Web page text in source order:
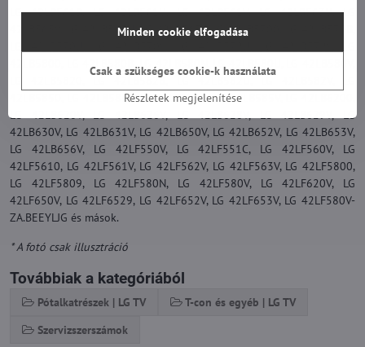
LG 42LB561B, LG 42LB561U, LG 42LB561V, LG 42LB563U, LG
42LB563V, LG 42LB565U, LG 42LB565V, LG 42LB5700, LG 42LB570B,
42LB5800, LG 42LB580B, LG 42LB580N, LG 42LB580U, LG 42LB580V,
LG 42LB5820, LG 42LB582B, LG 42LB582U, LG 42LB582V, LG
42LB5850, LG 42LB585B, LG 42LB585U, LG 42LB585V, LG 42LB6200,
LG 42LB620V, LG 42LB626V, LG 42LB628V, LG 42LB629V, LG
42LB630V, LG 42LB631V, LG 42LB650V, LG 42LB652V, LG 42LB653V,
LG 42LB656V, LG 42LF550V, LG 42LF551C, LG 42LF560V, LG
42LF5610, LG 42LF561V, LG 42LF562V, LG 42LF563V, LG 42LF5800,
LG 42LF5809, LG 42LF580N, LG 42LF580V, LG 42LF620V, LG
42LF650V, LG 42LF6529, LG 42LF652V, LG 42LF653V, LG 42LF580V-
ZA.BEEYLJG és mások.
* A fotó csak illusztráció
Továbbiak a kategóriából
Pótalkatrészek | LG TV
T-con és egyéb | LG TV
Szervizszerszámok
Részletek megjelenítése
Minden cookie elfogadása
Csak a szükséges cookie-k használata